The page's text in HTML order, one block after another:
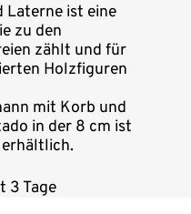
Laterne ist eine
zu den
zählt und für
Holzfiguren
mit Korb und
in der 8 cm ist
3 Tage